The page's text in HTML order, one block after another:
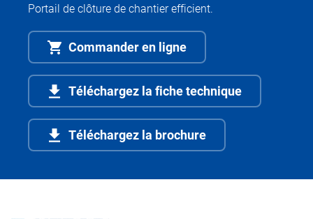
Portail de clôture de chantier efficient.
Commander en ligne
Téléchargez la fiche technique
Téléchargez la brochure